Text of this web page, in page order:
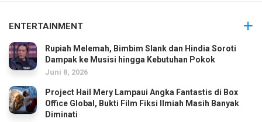
ENTERTAINMENT
Rupiah Melemah, Bimbim Slank dan Hindia Soroti
Dampak ke Musisi hingga Kebutuhan Pokok
Juni 8, 2026
Project Hail Mery Lampaui Angka Fantastis di Box
Office Global, Bukti Film Fiksi Ilmiah Masih Banyak
Diminati